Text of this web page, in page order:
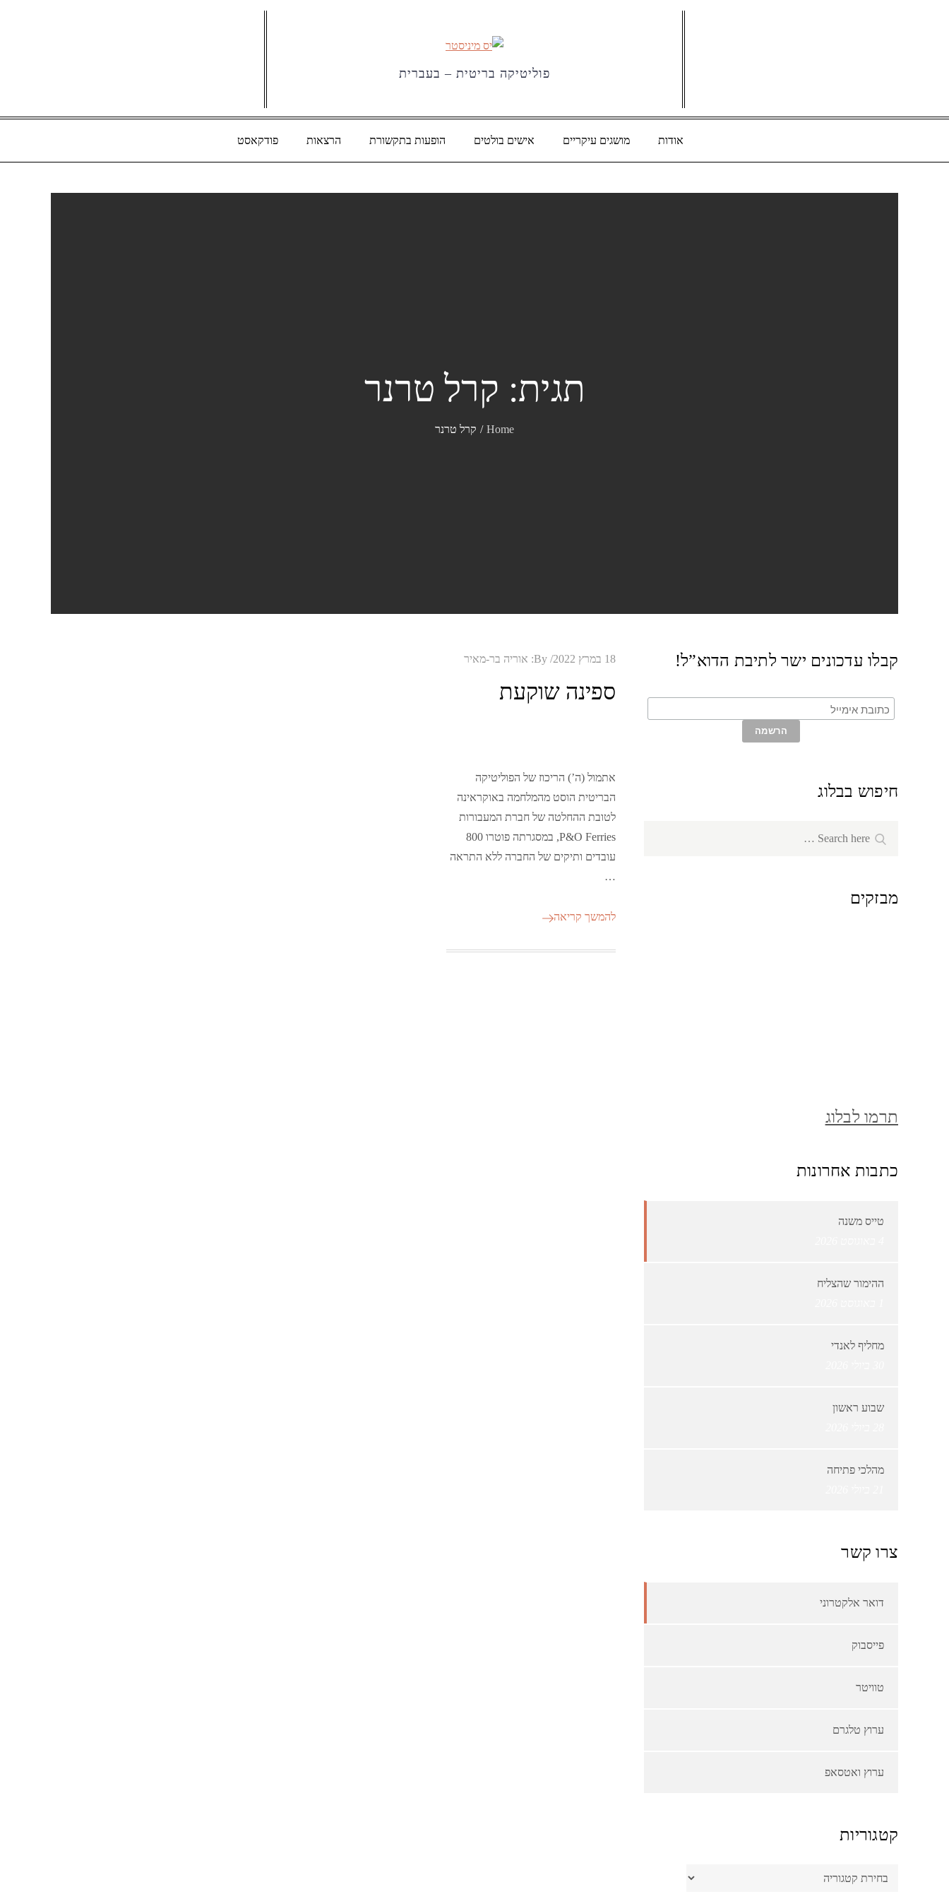
פוליטיקה בריטית – בעברית
אודות מושגים עיקריים אישים בולטים הופעות בתקשורת הרצאות פודקאסט
תגית: קרל טרנר
Home קרל טרנר
Posted
18 במרץ 2022 By: אוריה בר-מאיר
ספינה שוקעת
אתמול (ה’) הריכוז של הפוליטיקה
הבריטית הוסט מהמלחמה באוקראינה
לטובת ההחלטה של חברת המעבורות
P&O Ferries, במסגרתה פוטרו 800
עובדים ותיקים של החברה ללא התראה
…
להמשך קריאה
קבלו עדכונים ישר לתיבת הדוא”ל!
חיפוש בבלוג
Search
מבזקים
תרמו לבלוג
כתבות אחרונות
טייס משנה
ההימור שהצליח
מחליף לאנדי
שבוע ראשון
מהלכי פתיחה
צרו קשר
דואר אלקטרוני
פייסבוק
טוויטר
ערוץ טלגרם
ערוץ ואטסאפ
קטגוריות
קטגוריות